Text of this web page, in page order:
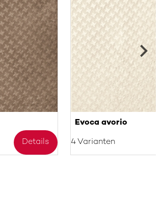
Details
Evoca avorio
4 Varianten